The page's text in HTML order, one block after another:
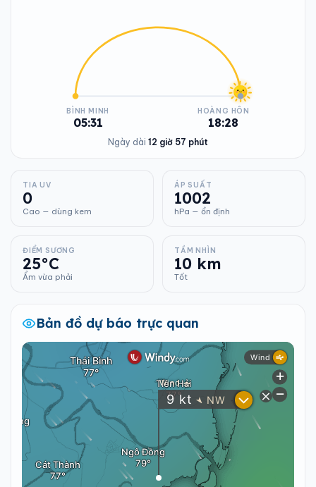
BÌNH MINH
05:31
HOÀNG HÔN
18:28
Ngày dài 12 giờ 57 phút
TIA UV
0
Cao — dùng kem
ÁP SUẤT
1002
hPa — ổn định
ĐIỂM SƯƠNG
25°C
Ẩm vừa phải
TẦM NHÌN
10 km
Tốt
Bản đồ dự báo trực quan